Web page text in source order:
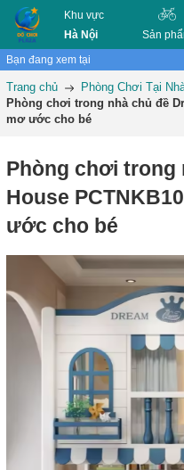
Khu vực
Hà Nội
Sản
Bạn đang xem tại
Trang chủ
Phòng Chơi Tại
Phòng chơi trong nhà chủ đề
mơ ước cho bé
Phòng chơi trong
House
ước cho bé